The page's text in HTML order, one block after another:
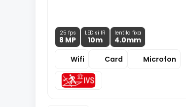
25 fps
8 MP
LED si IR
10m
lentila fixa
4.0mm
Wifi
Card Microfon